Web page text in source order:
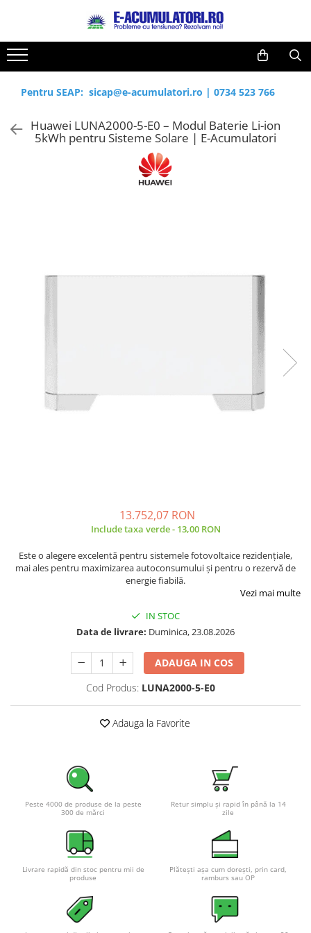
Toate Produsele
Acumulatori, Baterii si Incarcatoare
Uzuale
Baterii alcaline
Baterii litiu
fotovoltaice
Accesorii
PWM
Convertoare de tensiune
Pachete complete stocare energie
Sisteme de Stocare Comerciale
Sisteme fotovoltaice complete
Sisteme fotovoltaice de putere
mica (rulota/caravan/case de
Sisteme fotovoltaice profesionale
Statii de incarcare vehicule
Statii de incarcare
Cabluri de incarcare vehicule
Prize de incarcare vehicule
Turbine eoliene pentru casă
Reduceri de vara
Cabluri
Acumulatori
Prelungitoare
Panouri fotovoltaice
Pentru SEAP: sicap@e-acumulatori.ro | 0734 523 766
Huawei LUNA2000-5-E0 – Modul Baterie Li-ion
5kWh pentru Sisteme Solare | E-Acumulatori
13.752,07 RON
Include taxa verde - 13,00 RON
Este o alegere excelentă pentru sistemele fotovoltaice rezidențiale,
mai ales pentru maximizarea autoconsumului și pentru o rezervă de
energie fiabilă.
Vezi mai multe
IN STOC
Data de livrare: Duminica, 23.08.2026
ADAUGA IN COS
Cod Produs: LUNA2000-5-E0
Adauga la Favorite
Peste 4000 de produse de la peste
300 de mărci
Retur simplu și rapid în până la 14
zile
Livrare rapidă din stoc pentru mii de
produse
Plătești așa cum dorești, prin card,
ramburs sau OP